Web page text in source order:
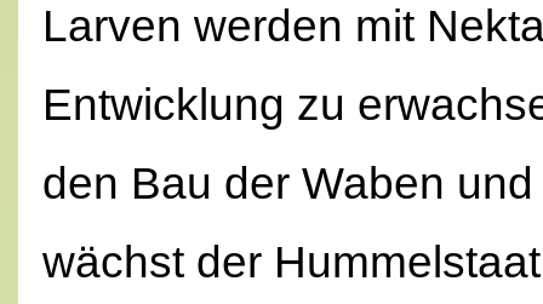
Larven werden mit
Entwicklung zu
den Bau der Waben
wächst der